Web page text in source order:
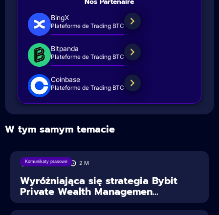
BingX
Plateforme de Trading BTC
Bitpanda
Plateforme de Trading BTC
Coinbase
Plateforme de Trading BTC
W tym samym temacie
Komunikaty prasowe
18/08/2025 2 M
Wyróżniająca się strategia Bybit
Private Wealth Managemen...